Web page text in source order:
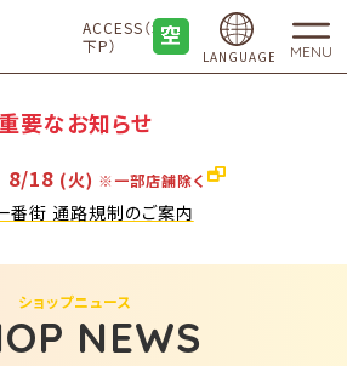
ACCESS（地
下P）
LANGUAGE MENU
重要なお知らせ
8/18 (火) ※一部店舗除く
番街 通路規制のご案内
NEWS
ショップニュース